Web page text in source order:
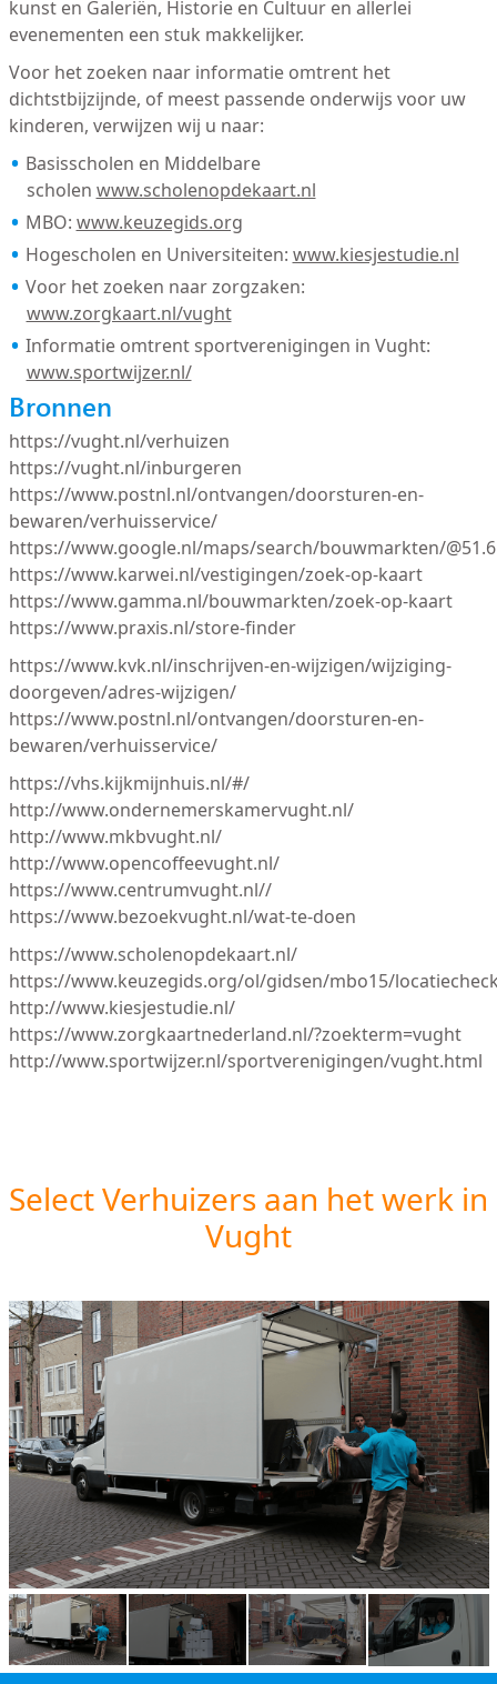
kunst en Galeriën, Historie en Cultuur en allerlei
evenementen een stuk makkelijker.
Voor het zoeken naar informatie omtrent het
dichtstbijzijnde, of meest passende onderwijs voor uw
kinderen, verwijzen wij u naar:
Basisscholen en Middelbare
scholen www.scholenopdekaart.nl
MBO: www.keuzegids.org
Hogescholen en Universiteiten: www.kiesjestudie.nl
Voor het zoeken naar zorgzaken:
www.zorgkaart.nl/vught
Informatie omtrent sportverenigingen in Vught:
www.sportwijzer.nl/
Bronnen
https://vught.nl/verhuizen
https://vught.nl/inburgeren
https://www.postnl.nl/ontvangen/doorsturen-en-
bewaren/verhuisservice/
https://www.google.nl/maps/search/bouwmarkten/
https://www.karwei.nl/vestigingen/zoek-op-kaart
https://www.gamma.nl/bouwmarkten/zoek-op-kaart
https://www.praxis.nl/store-finder
https://www.kvk.nl/inschrijven-en-wijzigen/wijziging-
doorgeven/adres-wijzigen/
https://www.postnl.nl/ontvangen/doorsturen-en-
bewaren/verhuisservice/
https://vhs.kijkmijnhuis.nl/#/
http://www.ondernemerskamervught.nl/
http://www.mkbvught.nl/
http://www.opencoffeevught.nl/
https://www.centrumvught.nl//
https://www.bezoekvught.nl/wat-te-doen
https://www.scholenopdekaart.nl/
https://www.keuzegids.org/ol/gidsen/mbo15/
http://www.kiesjestudie.nl/
https://www.zorgkaartnederland.nl/?zoekterm=vught
http://www.sportwijzer.nl/sportverenigingen/vught.html
Select Verhuizers aan het werk in
Vught